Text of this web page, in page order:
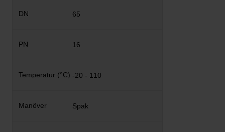
65
16
-20 - 110
Spak